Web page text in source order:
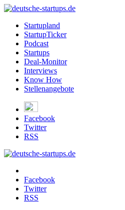
Startupland
StartupTicker
Podcast
Startups
Deal-Monitor
Interviews
Know How
Stellenangebote
Facebook
Twitter
RSS
Facebook
Twitter
RSS